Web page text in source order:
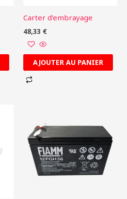
Carter d’embrayage
48,33 €
AJOUTER AU PANIER